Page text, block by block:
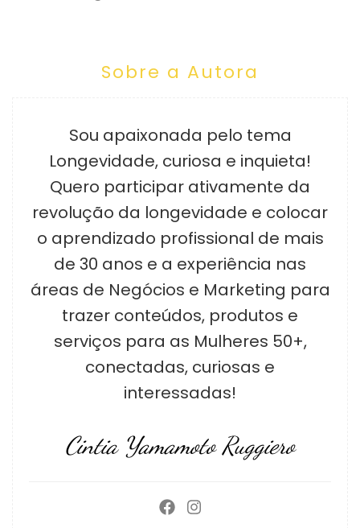
Sobre a Autora
Sou apaixonada pelo tema
Longevidade, curiosa e inquieta!
Quero participar ativamente da
revolução da longevidade e colocar
o aprendizado profissional de mais
de 30 anos e a experiência nas
áreas de Negócios e Marketing para
trazer conteúdos, produtos e
serviços para as Mulheres 50+,
conectadas, curiosas e
interessadas!
Cintia Yamamoto Ruggiero